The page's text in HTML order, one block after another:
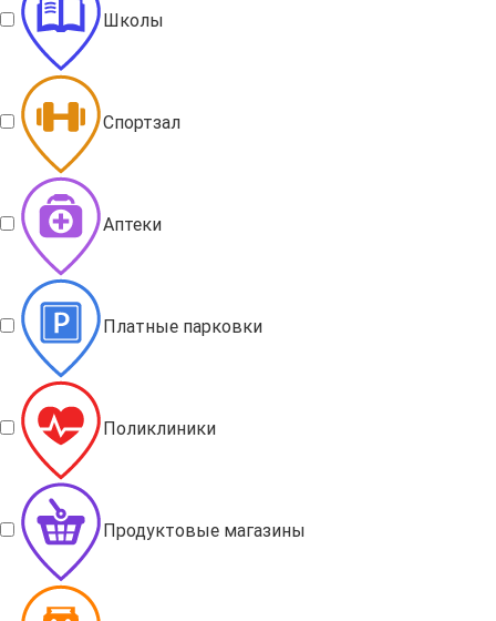
Школы
Спортзал
Аптеки
Платные парковки
Поликлиники
Продуктовые магазины